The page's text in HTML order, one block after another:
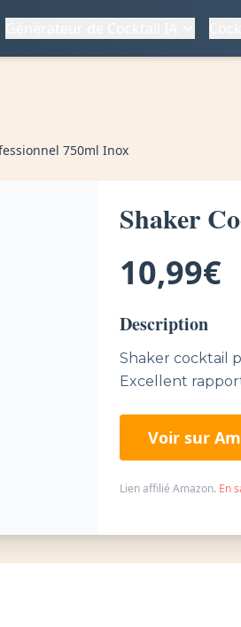
750ml Inox
Shaker
10,99€
Description
Shaker cocktail
Excellent
Voir sur
Lien affilié Amazon. En